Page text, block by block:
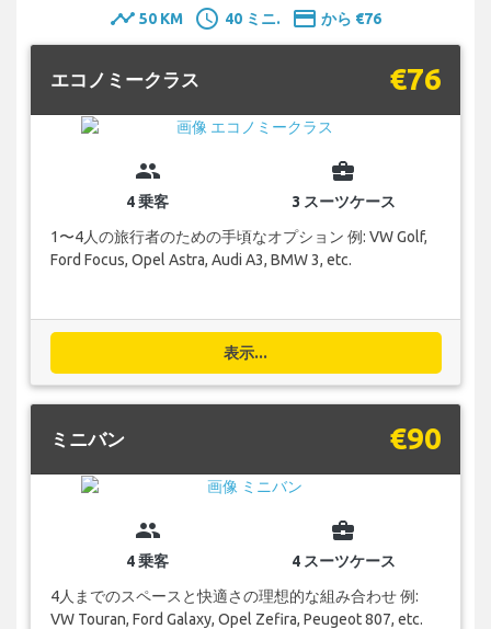
timeline 50 KM schedule 40 ミニ. payment から €76
エコノミークラス €76
group
4 乗客
business_center
3 スーツケース
1〜4人の旅行者のための手頃なオプション 例: VW Golf,
Ford Focus, Opel Astra, Audi A3, BMW 3, etc.
表示...
ミニバン €90
group
4 乗客
business_center
4 スーツケース
4人までのスペースと快適さの理想的な組み合わせ 例:
VW Touran, Ford Galaxy, Opel Zefira, Peugeot 807, etc.